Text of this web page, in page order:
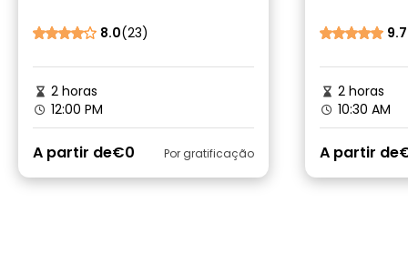
8.0(23)
2 horas
12:00 PM
A partir de€0 Por gratificação
9.7
2 horas
10:30 AM
A partir de